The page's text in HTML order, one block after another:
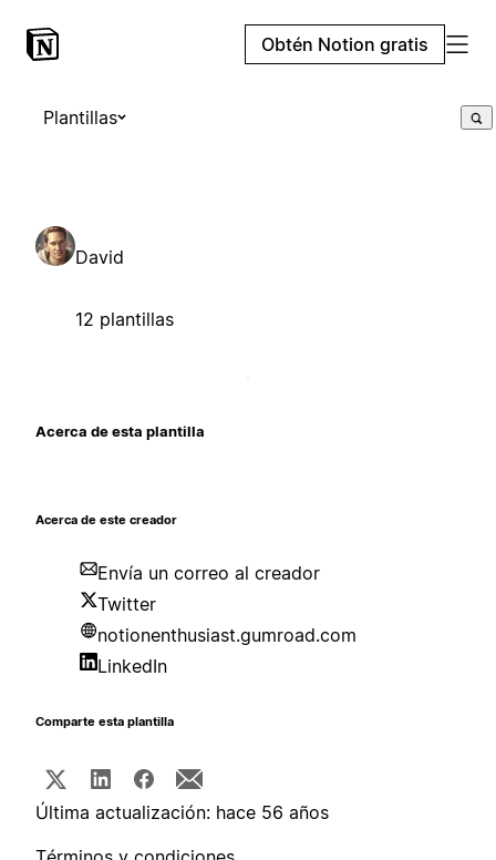
Obtén Notion gratis
Plantillas
David
12 plantillas
Acerca de esta plantilla
Acerca de este creador
Envía un correo al creador
Twitter
notionenthusiast.gumroad.com
LinkedIn
Comparte esta plantilla
Última actualización: hace 56 años